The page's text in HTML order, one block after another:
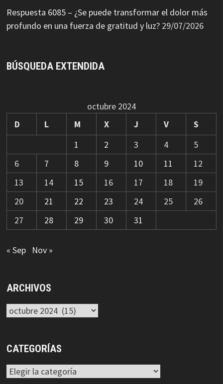
Respuesta 6085 – ¿Se puede transformar el dolor más
profundo en una fuerza de gratitud y luz? 29/07/2026
BÚSQUEDA EXTENDIDA
octubre 2024
D
L M X J V
S
1
2 3 4
5
6
7 8 9 10 11
12
13
14 15 16 17 18
19
20
21 22 23 24 25
26
27
28 29 30 31
« Sep Nov »
ARCHIVOS
Archivos
CATEGORÍAS
Categorías